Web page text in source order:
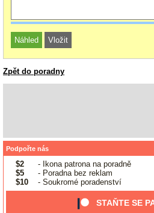
Zpět do poradny
Podpořte nás
$2
- Ikona patrona na poradně
$5
- Poradna bez reklam
$10
- Soukromé poradenství
STAŇTE SE